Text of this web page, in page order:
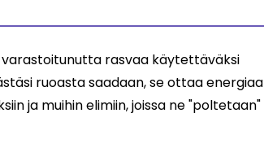
rasvaa käytettäväksi
ruoasta saadaan, se ottaa energiaa
ja muihin elimiin, joissa ne "poltetaan"